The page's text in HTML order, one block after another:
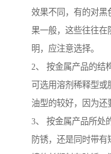
效果不同，有的对黑
果一般，这些往往在
明，应注意选择。
2、 按金属产品的结
可选用溶剂稀释型或
油型的较好，因为还
3、 按金属产品所处
防锈，还是同时带